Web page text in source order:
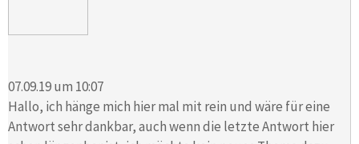
07.09.19 um 10:07
Hallo, ich hänge mich hier mal mit rein und wäre für eine
Antwort sehr dankbar, auch wenn die letzte Antwort hier